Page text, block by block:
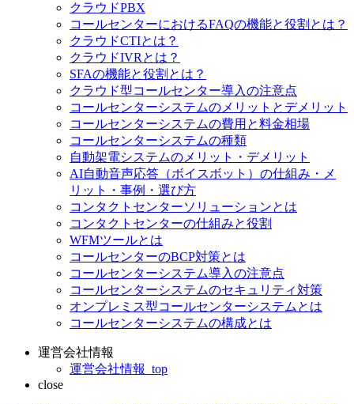
クラウドPBX
コールセンターにおけるFAQの機能と役割とは？
クラウドCTIとは？
クラウドIVRとは？
SFAの機能と役割とは？
クラウド型コールセンター導入の注意点
コールセンターシステムのメリットとデメリット
コールセンターシステムの費用と料金相場
コールセンターシステムの種類
自動架電システムのメリット・デメリット
AI自動音声応答（ボイスボット）の仕組み・メ
リット・事例・選び方
コンタクトセンターソリューションとは
コンタクトセンターの仕組みと役割
WFMツールとは
コールセンターのBCP対策とは
コールセンターシステム導入の注意点
コールセンターシステムのセキュリティ対策
オンプレミス型コールセンターシステムとは
コールセンターシステムの構成とは
運営会社情報
運営会社情報_top
close